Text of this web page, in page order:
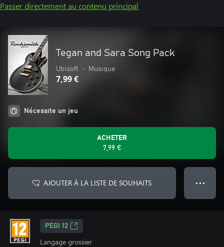
Passer directement au contenu principal
Tegan and Sara Song Pack
Ubisoft • Musique
7,99 €
Nécessite un jeu
ACHETER
7,99 €
AJOUTER À LA LISTE DE SOUHAITS ● ● ●
PEGI 12
Langage grossier